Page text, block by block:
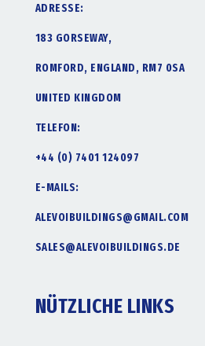
ADRESSE:
183 GORSEWAY,
ROMFORD, ENGLAND, RM7 0SA
UNITED KINGDOM
TELEFON:
+44 (0) 7401 124097
E-MAILS:
ALEVOIBUILDINGS@GMAIL.COM
SALES@ALEVOIBUILDINGS.DE
NÜTZLICHE LINKS